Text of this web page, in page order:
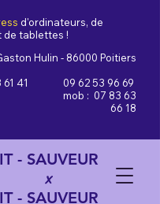
d'ordinateurs, de
de tablettes !
Hulin - 86000 Poitiers
41
09 62 53 96 69
mob : 07 83 63
66 18
IT - SAUVEUR
x
IT - SAUVEUR